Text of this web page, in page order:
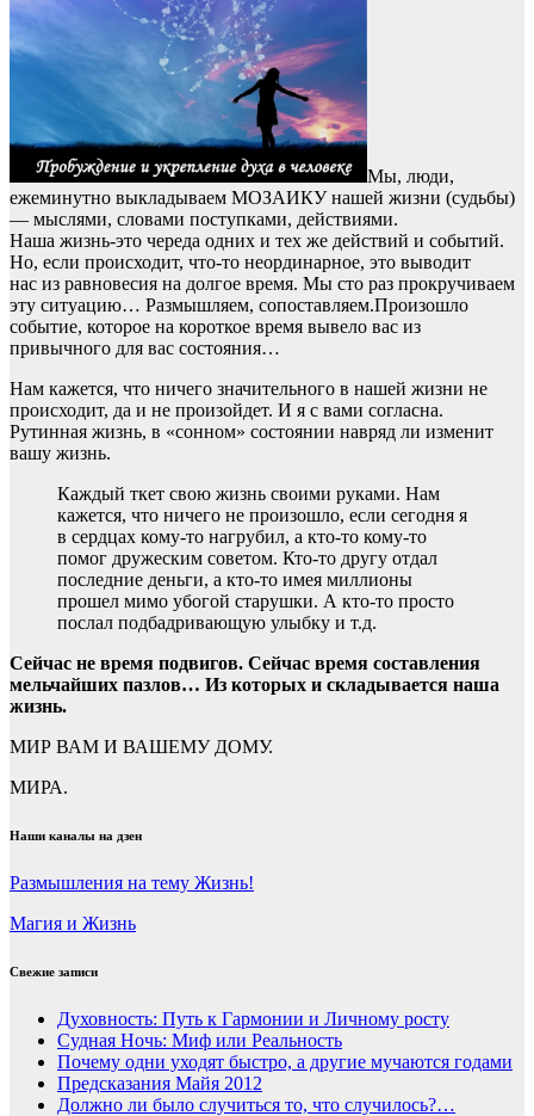
Мы, люди,
ежеминутно выкладываем МОЗАИКУ нашей жизни (судьбы)
— мыслями, словами поступками, действиями.
Наша жизнь-это череда одних и тех же действий и событий.
Но, если происходит, что-то неординарное, это выводит
нас из равновесия на долгое время. Мы сто раз прокручиваем
эту ситуацию… Размышляем, сопоставляем.Произошло
событие, которое на короткое время вывело вас из
привычного для вас состояния…
Нам кажется, что ничего значительного в нашей жизни не
происходит, да и не произойдет. И я с вами согласна.
Рутинная жизнь, в «сонном» состоянии навряд ли изменит
вашу жизнь.
Каждый ткет свою жизнь своими руками. Нам
кажется, что ничего не произошло, если сегодня я
в сердцах кому-то нагрубил, а кто-то кому-то
помог дружеским советом. Кто-то другу отдал
последние деньги, а кто-то имея миллионы
прошел мимо убогой старушки. А кто-то просто
послал подбадривающую улыбку и т.д.
Сейчас не время подвигов. Сейчас время составления
мельчайших пазлов… Из которых и складывается наша
жизнь.
МИР ВАМ И ВАШЕМУ ДОМУ.
МИРА.
Наши каналы на дзен
Размышления на тему Жизнь!
Магия и Жизнь
Свежие записи
Духовность: Путь к Гармонии и Личному росту
Судная Ночь: Миф или Реальность
Почему одни уходят быстро, а другие мучаются годами
Предсказания Майя 2012
Должно ли было случиться то, что случилось?…